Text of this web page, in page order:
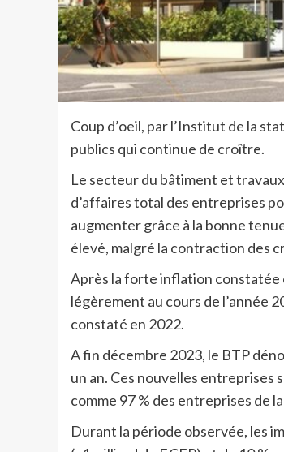
Coup d’oeil, par l’Institut de la
publics qui continue de croître.
Le secteur du bâtiment et
d’affaires total des entreprises
augmenter grâce à la bonne
élevé, malgré la contraction des
Après la forte inflation constatée
légèrement au cours de l’année
constaté en 2022.
A fin décembre 2023, le BTP
un an. Ces nouvelles entreprises
comme 97 % des entreprises de
Durant la période observée, les